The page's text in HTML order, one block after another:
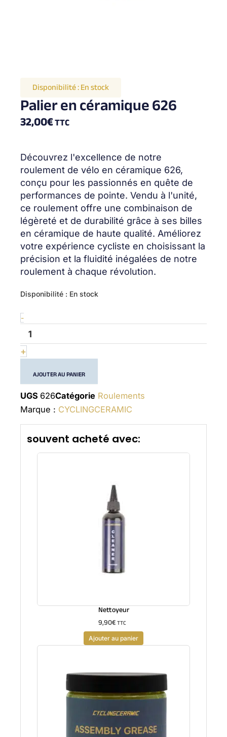
Disponibilité :En stock
Palier en céramique 626
32,00€TTC
Découvrez l'excellence de notre
roulement de vélo en céramique 626,
conçu pour les passionnés en quête de
performances de pointe. Vendu à l'unité,
ce roulement offre une combinaison de
légèreté et de durabilité grâce à ses billes
en céramique de haute qualité. Améliorez
votre expérience cycliste en choisissant la
précision et la fluidité inégalées de notre
roulement à chaque révolution.
Disponibilité : En stock
-
quantité
Ceramic
bearing
626
+
AJOUTER AU PANIER
UGS 626Catégorie Roulements
Marque : CYCLINGCERAMIC
souvent acheté avec:
Nettoyeur
9,90€TTC
Ajouter au panier